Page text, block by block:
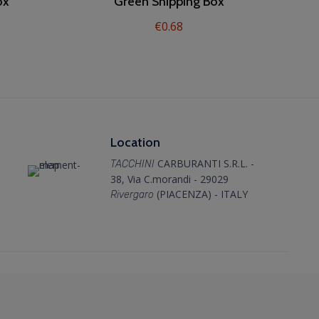
€0.68
Location
TACCHINICARBURANTI S.R.L. -
38, Via C.morandi - 29029
Rivergaro (PIACENZA) - ITALY